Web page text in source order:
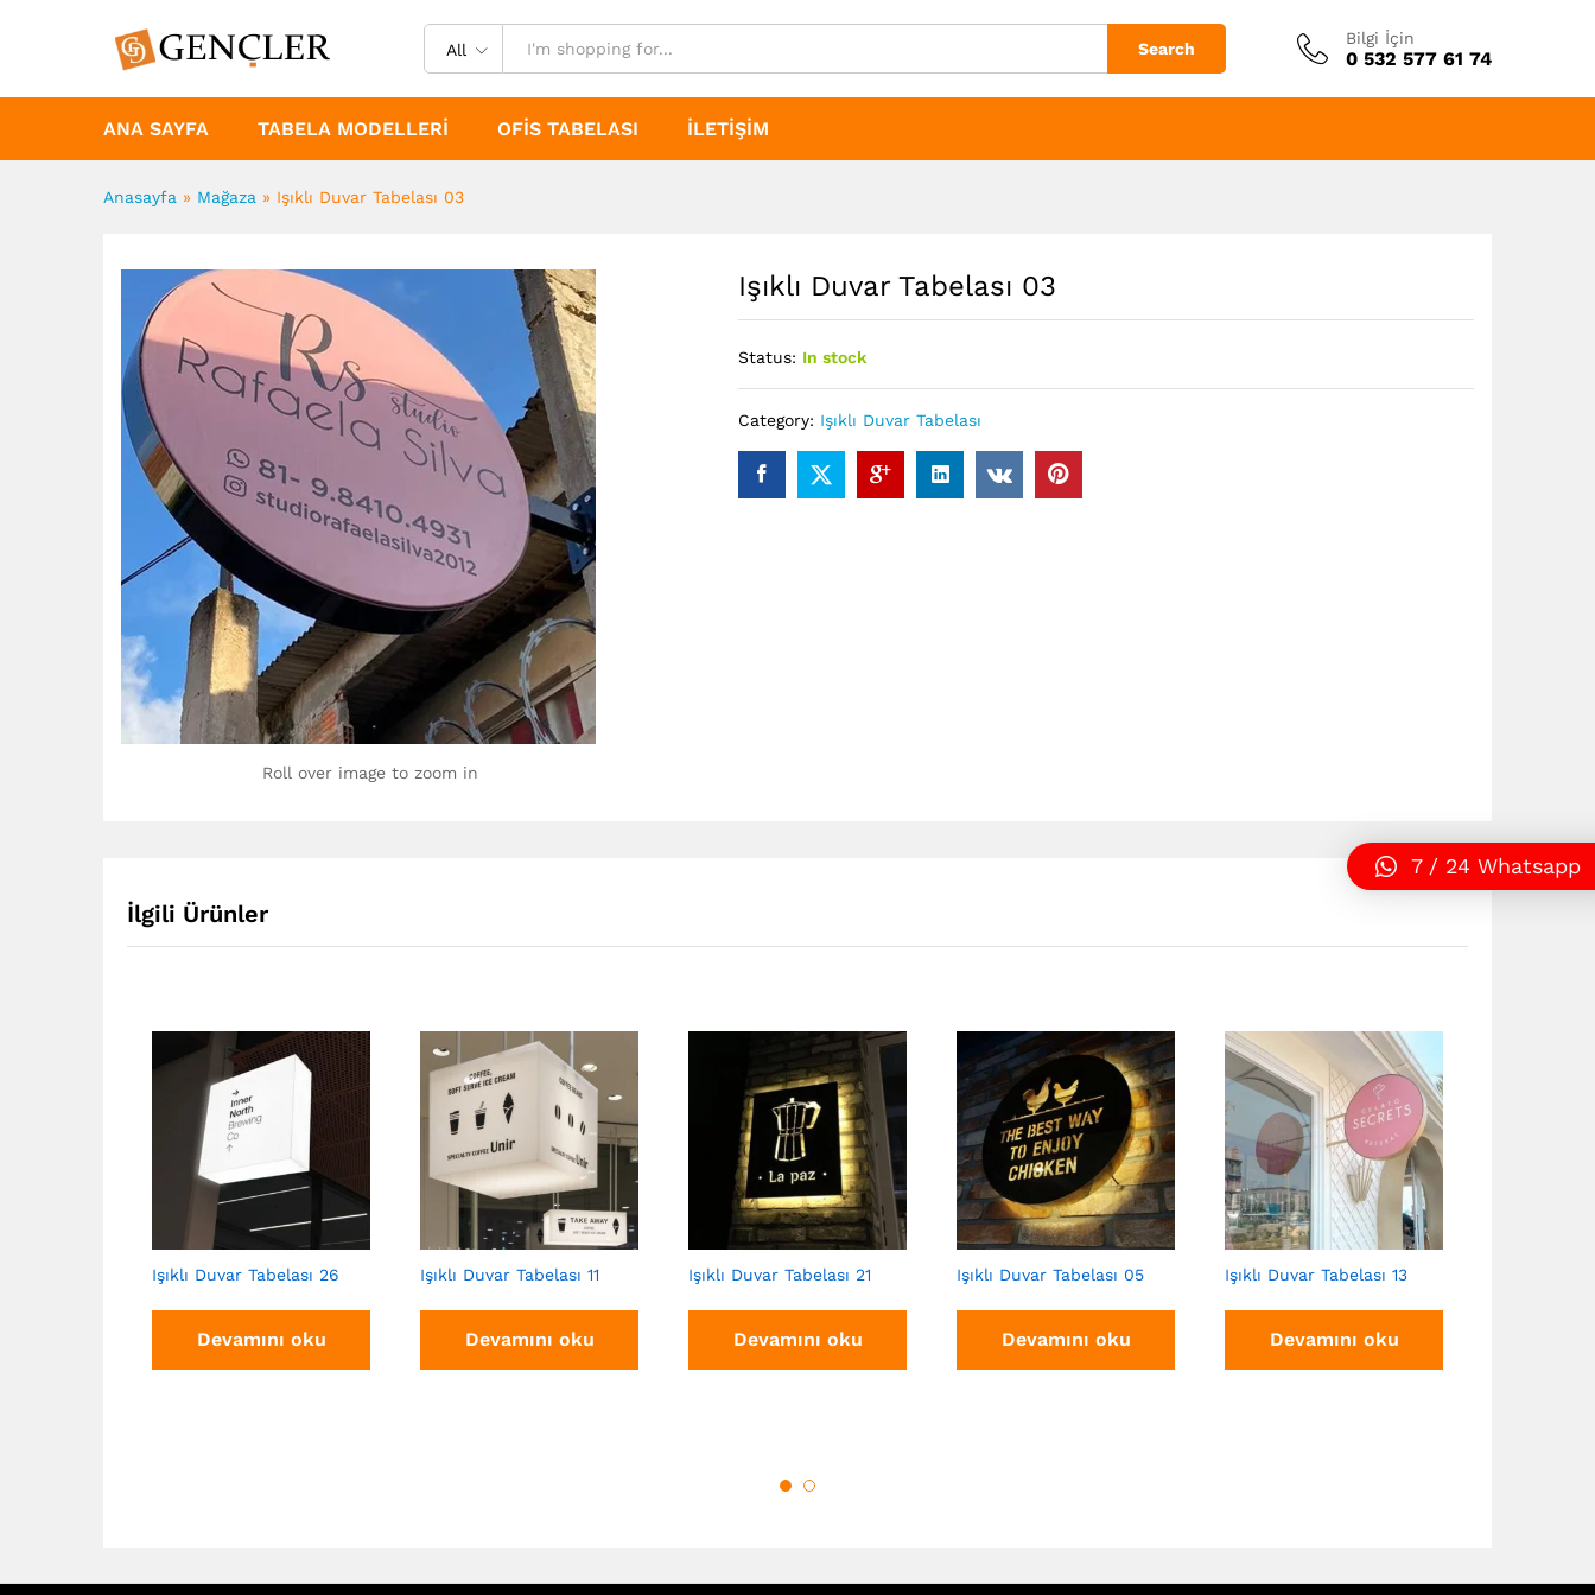
All Search
Bilgi İçin
0 532 577 61 74
ANA SAYFA TABELA MODELLERI OFIS TABELASI İLETIŞIM
Anasayfa » Mağaza » Işıklı Duvar Tabelası 03
Roll over image to zoom in
Işıklı Duvar Tabelası 03
Status: In stock
Category: Işıklı Duvar Tabelası
İlgili Ürünler
Işıklı Duvar Tabelası 26
Devamını oku
Işıklı Duvar Tabelası 11
Devamını oku
Işıklı Duvar Tabelası 21
Devamını oku
Işıklı Duvar Tabelası 05
Devamını oku
Işıklı Duvar Tabelası 13
Devamını oku
7 / 24 Whatsapp